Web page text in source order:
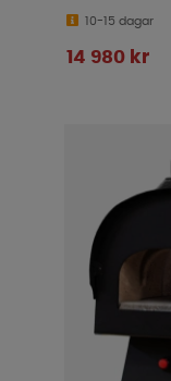
10-15 dagar
14 980 kr